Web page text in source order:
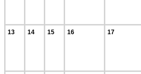
13 14 15 16 17